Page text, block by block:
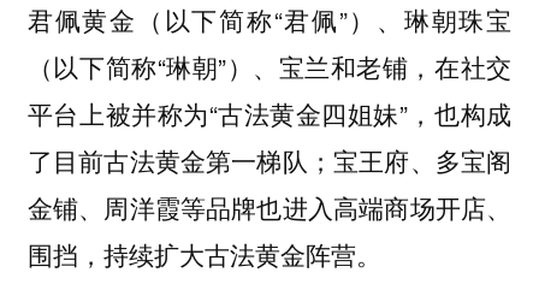
君佩黄金（以下简称“君佩”）、琳朝珠宝
（以下简称“琳朝”）、宝兰和老铺，在社交
平台上被并称为“古法黄金四姐妹”，也构成
了目前古法黄金第一梯队；宝王府、多宝阁
金铺、周洋霞等品牌也进入高端商场开店、
围挡，持续扩大古法黄金阵营。